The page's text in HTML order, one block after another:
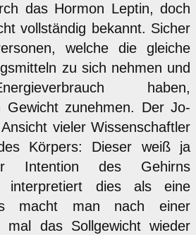
das Hormon Leptin, doch
vollständig bekannt. Sicher
welche die gleiche
zu sich nehmen und
haben,
Gewicht zunehmen. Der Jo-
vieler Wissenschaftler
Körpers: Dieser weiß ja
Intention des Gehirns
interpretiert dies als eine
macht man nach einer
mal das Sollgewicht wieder